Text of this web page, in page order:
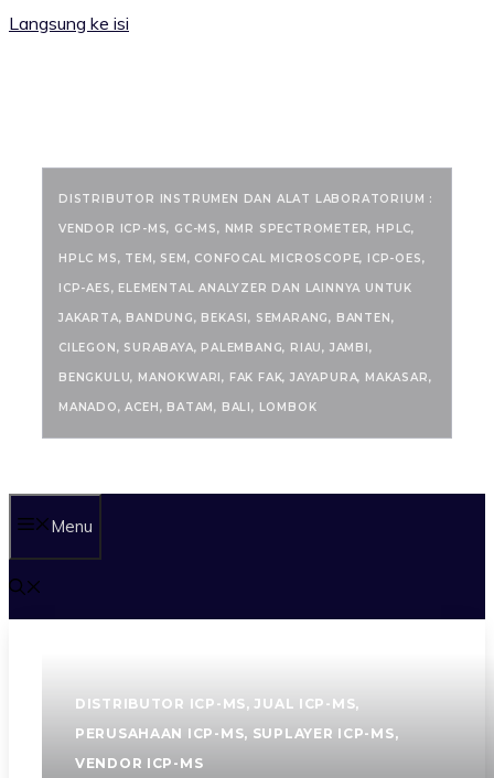
Langsung ke isi
DISTRIBUTOR INSTRUMEN DAN ALAT LABORATORIUM :
VENDOR ICP-MS, GC-MS, NMR SPECTROMETER, HPLC,
HPLC MS, TEM, SEM, CONFOCAL MICROSCOPE, ICP-OES,
ICP-AES, ELEMENTAL ANALYZER DAN LAINNYA UNTUK
JAKARTA, BANDUNG, BEKASI, SEMARANG, BANTEN,
CILEGON, SURABAYA, PALEMBANG, RIAU, JAMBI,
BENGKULU, MANOKWARI, FAK FAK, JAYAPURA, MAKASAR,
MANADO, ACEH, BATAM, BALI, LOMBOK
Menu
DISTRIBUTOR ICP-MS, JUAL ICP-MS,
PERUSAHAAN ICP-MS, SUPLAYER ICP-MS,
VENDOR ICP-MS